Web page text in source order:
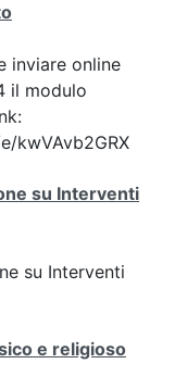
inviare online
il modulo
kwVAvb2GRX
su Interventi
su Interventi
e religioso